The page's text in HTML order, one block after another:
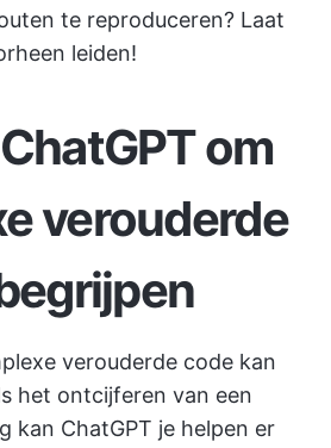
te reproduceren? Laat
leiden!
om
verouderde
verouderde code kan
het ontcijferen van een
kan ChatGPT je helpen er